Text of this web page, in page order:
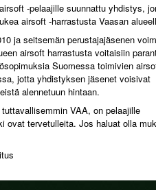
-pelaajille suunnattu yhdistys,
airsoft -harrastusta Vaasan
ja seitsemän perustajajäsenen
airsoft harrastusta voitaisiin
Suomessa toimivien
jotta yhdistyksen jäsenet voisivat
alennetuun hintaan.
VAA, on pelaajille
ovat tervetulleita. Jos haluat olla